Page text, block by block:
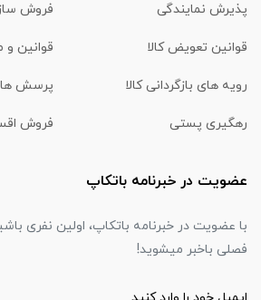
پذیرش نمایندگی فروش
قوانین تعویض کالا قوانین و
رویه های بازگردانی کالا پرسش
رهگیری پستی فروش
عضویت در خبرنامه باتکاپ
با عضویت در خبرنامه باتکاپ، اولین نفری
فصلی باخبر میشوید!